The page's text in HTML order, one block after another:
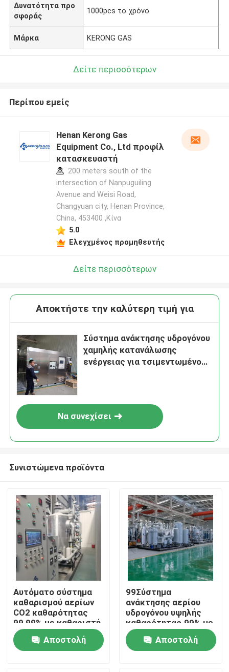
Σπίτι
Προϊόντα
Δυνατότητα προ
σφοράς
1000pcs το χρόνο
Μάρκα KERONG GAS
Δείτε περισσότερων
Περίπου εμείς
Henan Kerong Gas
Equipment Co., Ltd προφίλ
κατασκευαστή
200 meters south of the
intersection of Nanpuguiling
Avenue and Weisi Road,
Changyuan city, Henan Province,
China, 453400 ,Κίνα
5.0
Ελεγχμένος προμηθευτής
Δείτε περισσότερων
Αποκτήστε την καλύτερη τιμή για
Σύστημα ανάκτησης υδρογόνου
χαμηλής κατανάλωσης
ενέργειας για τσιμεντωμένο
Να συνεχίσει
Συνιστώμενα προϊόντα
Αυτόματο σύστημα
καθαρισμού αερίων
CO2 καθαρότητας
99,99% με καθαριστή
αερίων
Αποστολή
99Σύστημα
ανάκτησης αερίου
υδρογόνου υψηλής
καθαρότητας.99% με
σύστημα καθαρισμού
PSA
Αποστολή